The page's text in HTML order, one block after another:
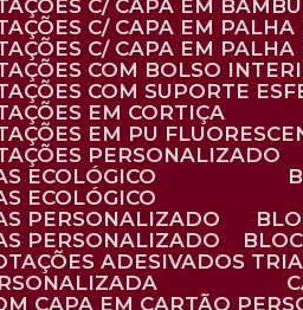
C/ CAPA EM BAMBU
C/ CAPA EM
C/ CAPA EM
COM BOLSO
COM SUPORTE
EM CORTIÇA
EM PU
PERSONALIZADO
ECOLÓGICO
ECOLÓGICO
PERSONALIZADO
PERSONALIZADO
ADESIVADOS
CAPA EM CARTÃO